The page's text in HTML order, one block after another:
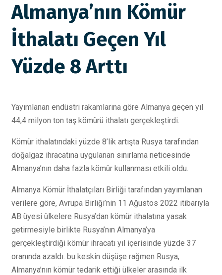
Almanya’nın Kömür
İthalatı Geçen Yıl
Yüzde 8 Arttı
Yayımlanan endüstri rakamlarına göre Almanya geçen yıl
44,4 milyon ton taş kömürü ithalatı gerçekleştirdi.
Kömür ithalatındaki yüzde 8’lik artışta Rusya tarafından
doğalgaz ihracatına uygulanan sınırlama neticesinde
Almanya’nın daha fazla kömür kullanması etkili oldu.
Almanya Kömür İthalatçıları Birliği tarafından yayımlanan
verilere göre, Avrupa Birliği’nin 11 Ağustos 2022 itibarıyla
AB üyesi ülkelere Rusya’dan kömür ithalatına yasak
getirmesiyle birlikte Rusya’nın Almanya’ya
gerçekleştirdiği kömür ihracatı yıl içerisinde yüzde 37
oranında azaldı. bu keskin düşüşe rağmen Rusya,
Almanya’nın kömür tedarik ettiği ülkeler arasında ilk